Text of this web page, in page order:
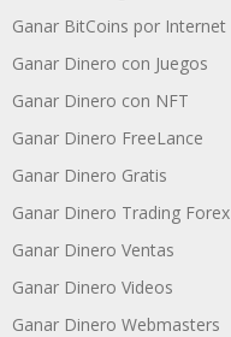
Ganar BitCoins por Internet
Ganar Dinero con Juegos
Ganar Dinero con NFT
Ganar Dinero FreeLance
Ganar Dinero Gratis
Ganar Dinero Trading Forex
Ganar Dinero Ventas
Ganar Dinero Videos
Ganar Dinero Webmasters